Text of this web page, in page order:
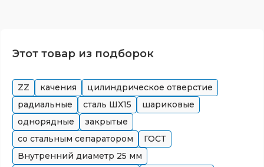
Этот товар из подборок
ZZ качения
цилиндрическое отверстие
радиальные
сталь ШХ15
шариковые
однорядные
закрытые
со стальным сепаратором
ГОСТ
Внутренний диаметр 25 мм